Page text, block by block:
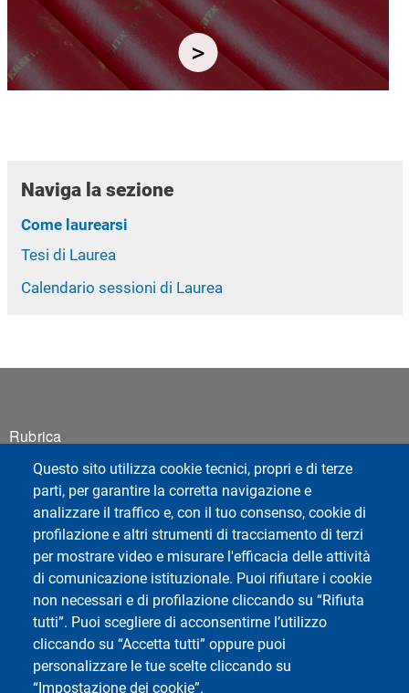
Questo sito utilizza cookie tecnici, propri e di terze
parti, per garantire la corretta navigazione e
analizzare il traffico e, con il tuo consenso, cookie di
profilazione e altri strumenti di tracciamento di terzi
per mostrare video e misurare l'efficacia delle attività
di comunicazione istituzionale. Puoi rifiutare i cookie
non necessari e di profilazione cliccando su “Rifiuta
tutti”. Puoi scegliere di acconsentirne l’utilizzo
cliccando su “Accetta tutti” oppure puoi
personalizzare le tue scelte cliccando su
“Impostazione dei cookie”.
Naviga la sezione
Come laurearsi
Tesi di Laurea
Calendario sessioni di Laurea
Footer 1
Rubrica
Webmail
ESSE3 Studenti
ESSE3 Docenti
Privacy
Accessibilità
Cookie settings